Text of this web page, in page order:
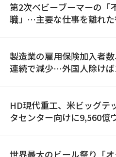
第2次ベビーブーマーの「
職」…主要な仕事を離れた
製造業の雇用保険加入者
連続で減少…外国人除けば
HD現代重工、米ビッグテ
タセンター向けに9,560億
世界最大のビール祭り「